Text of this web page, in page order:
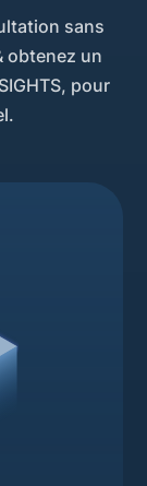
sans
obtenez un
pour